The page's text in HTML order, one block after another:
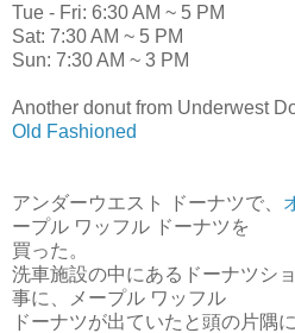
Tue - Fri: 6:30 AM ~ 5 PM
Sat: 7:30 AM ~ 5 PM
Sun: 7:30 AM ~ 3 PM
Another donut from Underwest
Old Fashioned
アンダーウエスト ドーナツで、
ープル ワッフル ドーナツを
買った。
洗車施設の中にあるドーナツシ
事に、メープル ワッフル
ドーナツが出ていたと頭の片隅